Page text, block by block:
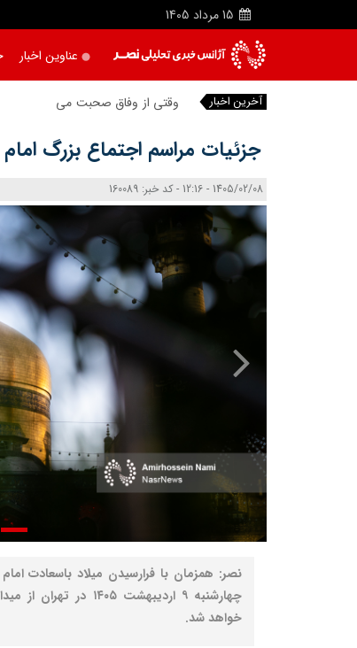
15 مرداد 1405
عناوین اخبار
آخرین اخبار وقتی از وفاق صحبت می‌کنم، منظورم
جزئیات مراسم اجتماع بزرگ
1405/02/08 - 12:16 - کد خبر: 160089
نصر: همزمان با فرارسیدن میلاد باسعادت
چهارشنبه ۹ اردیبهشت
خواهد شد.